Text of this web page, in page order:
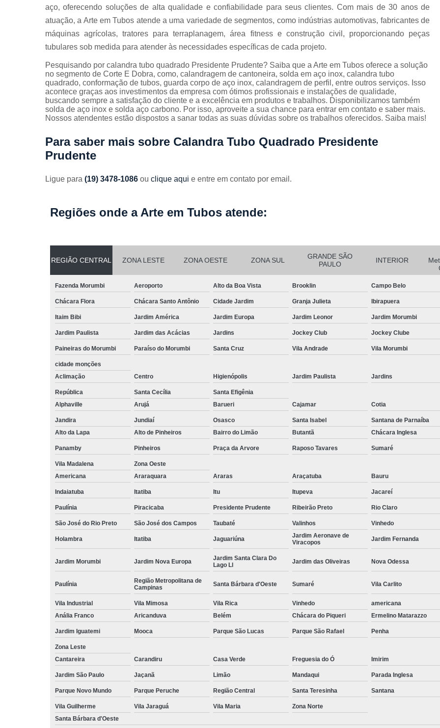
Guarda
corpos
carbono
Guarda
Guarda
corpos
galvanizados
Guarda
corpos inox
dobra
Soldas em
Corrimão em Tubo de Aço
Corrimão Galvanizado com
Corrimão
Corrimão de Ferro
Corrimão Escada Interna Ferro
Corrimão Ferro de Escada
Corrimão Ferro para Escada
Corrimão Ferro Quadrado
Corrimão com Ferro Tipo
Corrimão Escada Interna
Corrimão Inox para Escada
Corrimão Inox Quadrado
Corte a Laser Chapa Aço
Corte a Laser em Chapa
Corte a Laser Oxigênio
Corte e Dobra de Chapa a Laser
Corte a Laser em Chapa de
Corte Chapa a Laser
Corte de Chapa a Laser
Corte
Corte de Chapa Inox a Laser
Curvamento de Tubos
Curvamento de Tubos a
Curvamento de Tubos de Aço
Curvamento de Tubos
Curvamento de Tubos Industrial
Dobra Chapa de Alumínio
Dobra de Chapa de Ferro
Dobradeira de Chapa
Dobra de
Dobra de Tubo Redondo
Dobra Tubo com Maçarico
Dobra Tubo Quadrado
Empresa Corte a Laser
Empresa de Corte a Laser Chapa
aço, oferecendo soluções de alta qualidade e confiabilidade para seus clientes. Com mais de 30 anos de
atuação, a Arte em Tubos atende a uma variedade de segmentos, como indústrias automotivas, fabricantes de
máquinas agrícolas, tratores para terraplanagem, área fitness e construção civil, proporcionando peças
tubulares sob medida para atender às necessidades específicas de cada projeto.
Pesquisando por calandra tubo quadrado Presidente Prudente? Saiba que a Arte em Tubos oferece a solução
no segmento de Corte E Dobra, como, calandragem de cantoneira, solda em aço inox, calandra tubo
quadrado, conformação de tubos, guarda corpo de aço inox, calandragem de perfil, entre outros serviços. Isso
acontece graças aos investimentos da empresa com ótimos profissionais e instalações de qualidade,
buscando sempre a satisfação do cliente e a excelência em produtos e trabalhos. Disponibilizamos também
solda de aço inox e solda aço carbono. Por isso, aproveite a sua chance para entrar em contato e saber mais.
Nossos atendentes estão dispostos a sanar todas as suas dúvidas sobre os trabalhos oferecidos. Saiba mais!
Para saber mais sobre Calandra Tubo Quadrado Presidente
Prudente
Ligue para (19) 3478-1086 ou clique aqui e entre em contato por email.
Regiões onde a Arte em Tubos atende:
REGIÃO CENTRAL ZONA LESTE ZONA OESTE ZONA SUL
GRANDE SÃO
PAULO
INTERIOR
Fazenda Morumbi Aeroporto Alto da Boa Vista Brooklin Campo Belo
Chácara Flora Chácara Santo Antônio Cidade Jardim Granja Julieta Ibirapuera
Itaim Bibi Jardim América Jardim Europa Jardim Leonor Jardim Morumbi
Jardim Paulista Jardim das Acácias Jardins Jockey Club Jockey Clube
Paineiras do Morumbi Paraíso do Morumbi Santa Cruz Vila Andrade Vila Morumbi
cidade monções
Aclimação
Centro Higienópolis Jardim Paulista Jardins
República Santa Cecília
Santa Efigênia
Alphaville
Arujá Barueri Cajamar Cotia
Jandira Jundiaí Osasco Santa Isabel Santana de Parnaíba
Alto da Lapa
Alto de Pinheiros Bairro do Limão Butantã Chácara Inglesa
Panamby Pinheiros Praça da Arvore Raposo Tavares Sumaré
Vila Madalena
Zona Oeste
Americana
Araraquara Araras Araçatuba Bauru
Indaiatuba Itatiba Itu Itupeva Jacareí
Paulínia Piracicaba Presidente Prudente Ribeirão Preto Rio Claro
São José do Rio Preto São José dos Campos Taubaté Valinhos Vinhedo
Holambra Itatiba Jaguariúna
Jardim Aeronave de
Viracopos
Jardim Fernanda
Jardim Morumbi Jardim Nova Europa
Jardim Santa Clara Do
Lago Ll
Jardim das Oliveiras Nova Odessa
Paulínia
Região Metropolitana de
Campinas
Santa Bárbara d'Oeste Sumaré Vila Carlito
Vila Industrial Vila Mimosa Vila Rica Vinhedo
americana
Anália Franco
Aricanduva Belém Chácara do Piqueri Ermelino Matarazzo
Jardim Iguatemi Mooca Parque São Lucas Parque São Rafael Penha
Zona Leste
Cantareira
Carandiru Casa Verde Freguesia do Ó Imirim
Jardim São Paulo Jaçanã Limão Mandaqui Parada Inglesa
Parque Novo Mundo Parque Peruche Região Central Santa Teresinha Santana
Vila Guilherme Vila Jaraguá Vila Maria
Zona Norte
Santa Bárbara d'Oeste